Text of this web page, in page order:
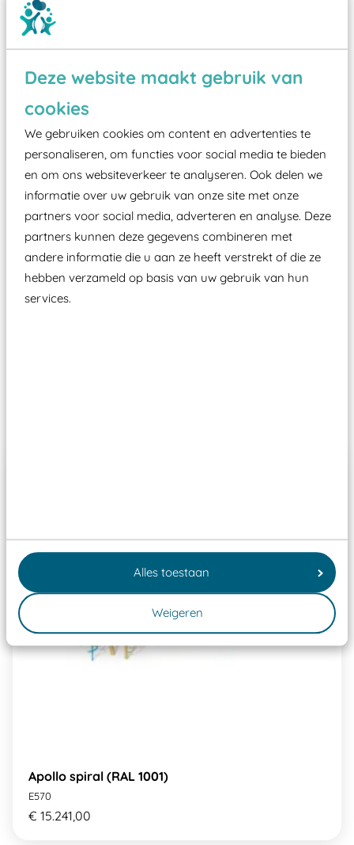
Deze website maakt gebruik van
cookies
We gebruiken cookies om content en advertenties te
personaliseren, om functies voor social media te bieden
en om ons websiteverkeer te analyseren. Ook delen we
informatie over uw gebruik van onze site met onze
partners voor social media, adverteren en analyse. Deze
partners kunnen deze gegevens combineren met
andere informatie die u aan ze heeft verstrekt of die ze
hebben verzameld op basis van uw gebruik van hun
services.
Alles toestaan
Weigeren
Wist je dat:
Vanaf een valhoogte van 1,5 meter een speciale
valondergrond onder speeltoestellen verplicht is
zoals kunstgras, rubber tegels of boomschors?
Elk speeltoestel in de openbare ruimte voorzien
moet zijn van een typekeuring, -plaatje en
certificering, uitgegeven door een Nederlands
aangewezen keuringsinstantie?
Wij ook speeltoestellen kunnen laten keuren zodat
Apollo spiral (RAL 1001)
E570
€ 15.241,00